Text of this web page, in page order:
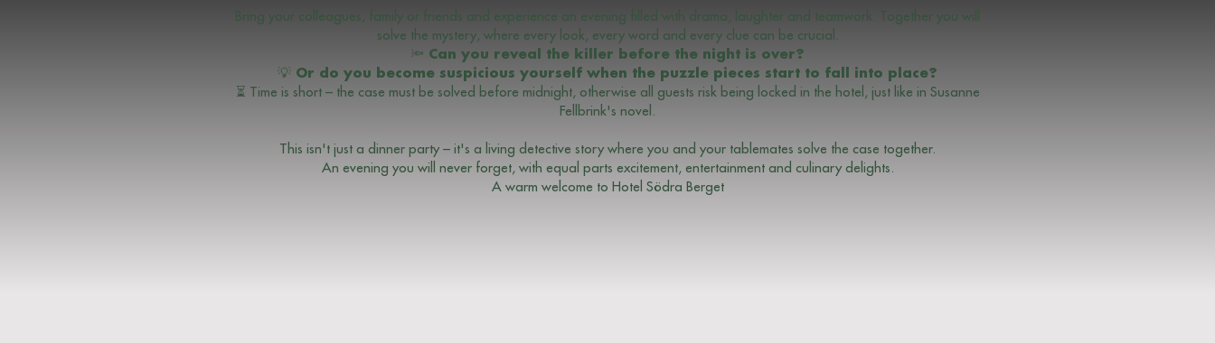
Bring your colleagues, family or friends and experience an evening filled with drama, laughter and teamwork. Together you will
solve the mystery, where every look, every word and every clue can be crucial.
🔦 Can you reveal the killer before the night is over?
💡 Or do you become suspicious yourself when the puzzle pieces start to fall into place?
⏳ Time is short – the case must be solved before midnight, otherwise all guests risk being locked in the hotel, just like in Susanne
Fellbrink's novel.
This isn't just a dinner party – it's a living detective story where you and your tablemates solve the case together.
An evening you will never forget, with equal parts excitement, entertainment and culinary delights.
A warm welcome to Hotel Södra Berget